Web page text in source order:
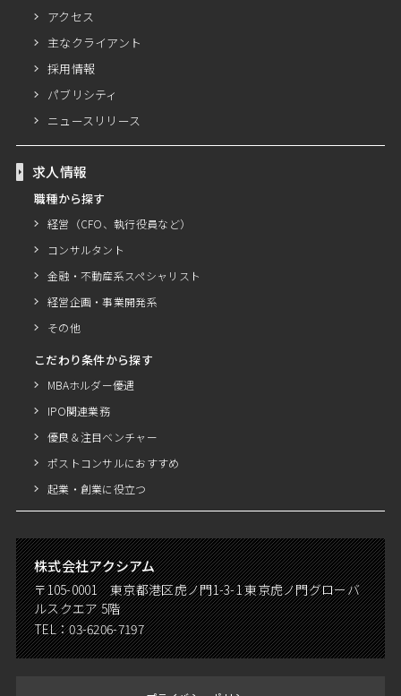
アクセス
主なクライアント
採用情報
パブリシティ
ニュースリリース
求人情報
職種から探す
経営（CFO、執行役員など）
コンサルタント
金融・不動産系スペシャリスト
経営企画・事業開発系
その他
こだわり条件から探す
MBAホルダー優遇
IPO関連業務
優良＆注目ベンチャー
ポストコンサルにおすすめ
起業・創業に役立つ
株式会社アクシアム
〒105-0001 東京都港区虎ノ門1-3-1 東京虎ノ門グローバ
ルスクエア 5階
TEL：03-6206-7197